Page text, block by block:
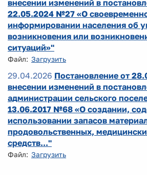
внесении изменений в
22.05.2024 №27 «О
информировании населения об
возникновения или
ситуаций»"
Файл: Загрузить
29.04.2026 Постановление от
внесении изменений в
администрации сельского
13.06.2017 №68 «О создании,
использовании запасов
продовольственных,
средств..."
Файл: Загрузить